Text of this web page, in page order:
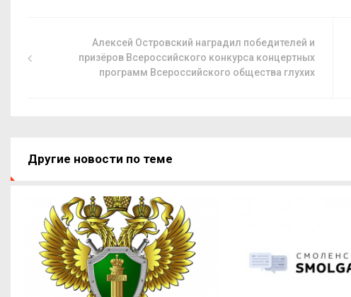
Алексей Островский наградил победителей и
призёров Всероссийского конкурса концертных
программ Всероссийского общества глухих
Другие новости по теме